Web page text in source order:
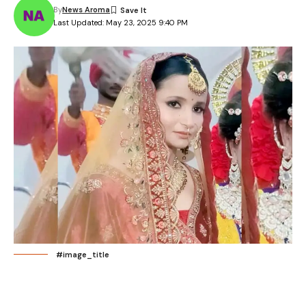
Last Updated: May 23, 2025 9:40 PM
ByNews Aroma
#image_title